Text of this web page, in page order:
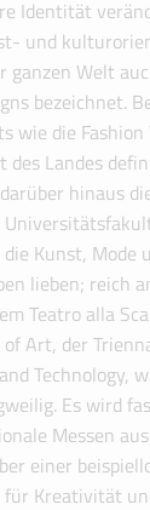
Identität
und
ganzen Welt
bezeichnet.
wie die Fashion
des Landes
hinaus
Kunst, Mode
lieben; reich
Teatro alla
Art, der
Technology,
Es wird
Messen
einer
Kreativität